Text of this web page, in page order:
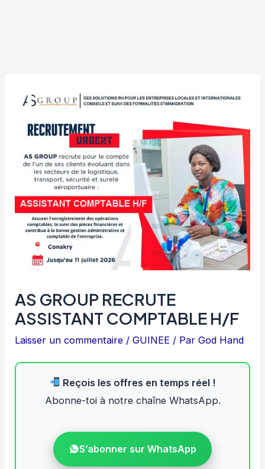
AS GROUP RECRUTE
ASSISTANT COMPTABLE H/F
Laisser un commentaire /GUINEE / ParGod Hand
Reçois les offres en temps réel !
Abonne-toi à notre chaîne WhatsApp.
S’abonner sur WhatsApp